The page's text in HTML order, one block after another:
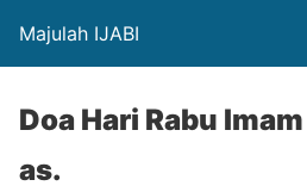
Majulah IJABI
Doa Hari Rabu
as.